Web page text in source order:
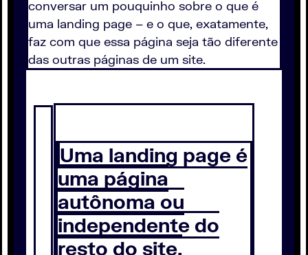
conversar um pouquinho sobre o que é
uma landing page – e o que, exatamente,
faz com que essa página seja tão diferente
das outras páginas de um site.
Uma landing page é
uma página
autônoma ou
independente do
resto do site,